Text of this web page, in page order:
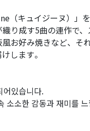
（キュイジーヌ）」
り成す5曲の連作で
お好み焼きなど、そ
します。
있습니다.
소소한 감동과 재미를